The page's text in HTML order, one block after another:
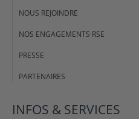
NOUS REJOINDRE
NOS ENGAGEMENTS RSE
PRESSE
PARTENAIRES
INFOS & SERVICES